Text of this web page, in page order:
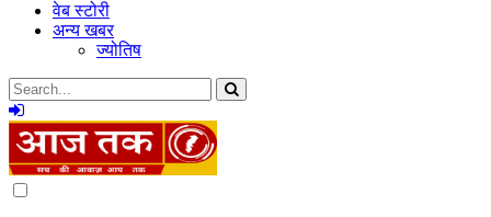
वेब स्टोरी
अन्य खबर
ज्योतिष
Dark